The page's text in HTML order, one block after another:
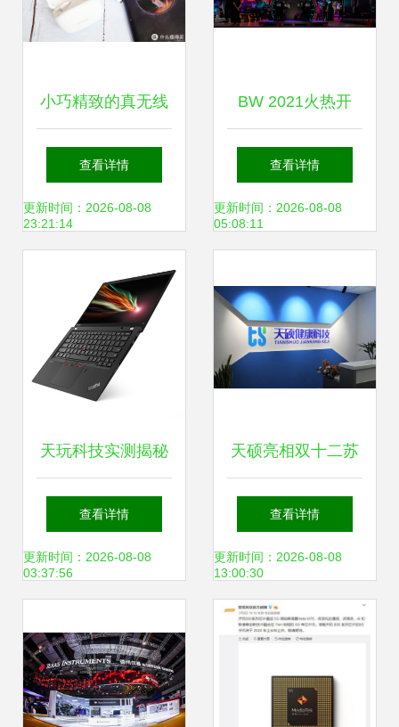
小巧精致的真无线
耳机，音质很不错
瓷音未来Mars体验
查看详情
更新时间：2026-08-08
23:21:14
BW 2021火热开
启！华硕天选姬邀
你一起来玩儿 天玩
查看详情
更新时间：2026-08-08
05:08:11
天玩科技实测揭秘
ThinkPad X13真实
使用体验全分享
查看详情
更新时间：2026-08-08
03:37:56
天硕亮相双十二苏
州购物节，昆山狂
欢购引发热潮
查看详情
更新时间：2026-08-08
13:00:30